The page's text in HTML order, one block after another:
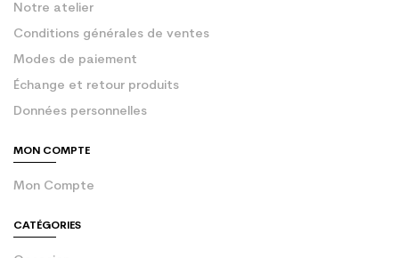
Notre atelier
Conditions générales de ventes
Modes de paiement
Échange et retour produits
Données personnelles
MON COMPTE
Mon Compte
CATÉGORIES